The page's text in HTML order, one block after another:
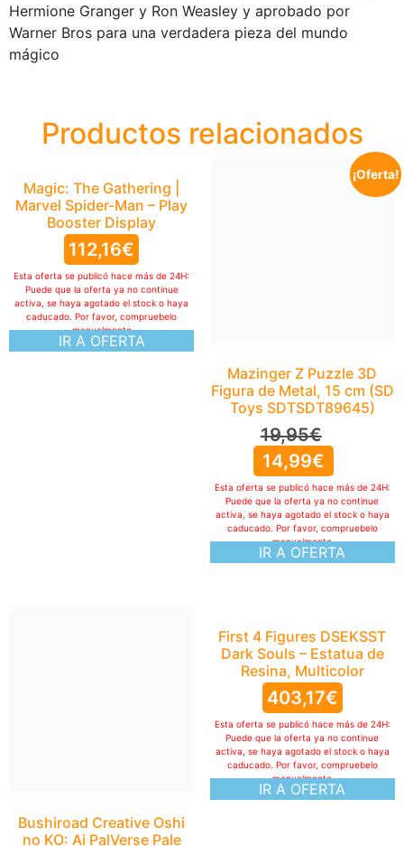
Hermione Granger y Ron Weasley y aprobado por
Warner Bros para una verdadera pieza del mundo
mágico
Productos relacionados
Magic: The Gathering |
Marvel Spider-Man – Play
Booster Display
112,16€
IR A OFERTA
Esta oferta se publicó hace más de 24H:
Puede que la oferta ya no continue
activa, se haya agotado el stock o haya
caducado. Por favor, compruebelo
manualmente
¡Oferta!
Mazinger Z Puzzle 3D
Figura de Metal, 15 cm (SD
Toys SDTSDT89645)
19,95€
14,99€
IR A OFERTA
Esta oferta se publicó hace más de 24H:
Puede que la oferta ya no continue
activa, se haya agotado el stock o haya
caducado. Por favor, compruebelo
manualmente
First 4 Figures DSEKSST
Dark Souls – Estatua de
Resina, Multicolor
403,17€
IR A OFERTA
Esta oferta se publicó hace más de 24H:
Puede que la oferta ya no continue
activa, se haya agotado el stock o haya
caducado. Por favor, compruebelo
manualmente